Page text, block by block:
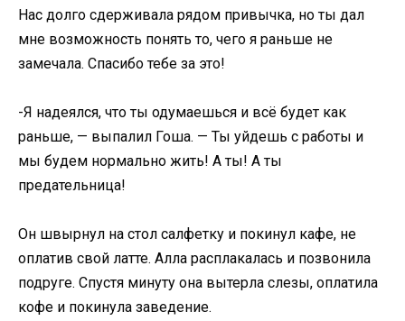
Нас долго сдерживала рядом привычка, но ты дал
мне возможность понять то, чего я раньше не
замечала. Спасибо тебе за это!
-Я надеялся, что ты одумаешься и всё будет как
раньше, — выпалил Гоша. — Ты уйдешь с работы и
мы будем нормально жить! А ты! А ты
предательница!
Он швырнул на стол салфетку и покинул кафе, не
оплатив свой латте. Алла расплакалась и позвонила
подруге. Спустя минуту она вытерла слезы, оплатила
кофе и покинула заведение.